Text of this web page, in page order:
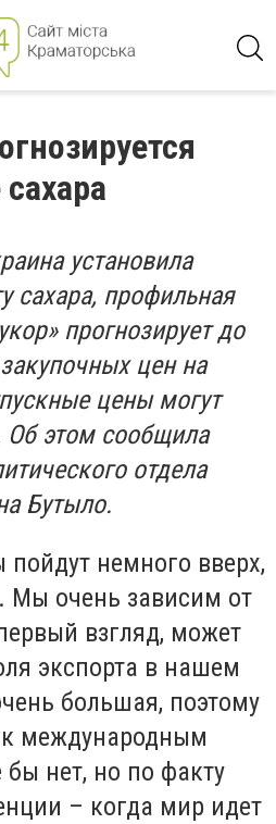
установила
сахара, профильная
прогнозирует до
цен на
цены могут
Об этом сообщила
отдела
Бутыло.
немного вверх,
Мы очень зависим от
взгляд, может
экспорта в нашем
большая, поэтому
международным
нет, но по факту
– когда мир идет